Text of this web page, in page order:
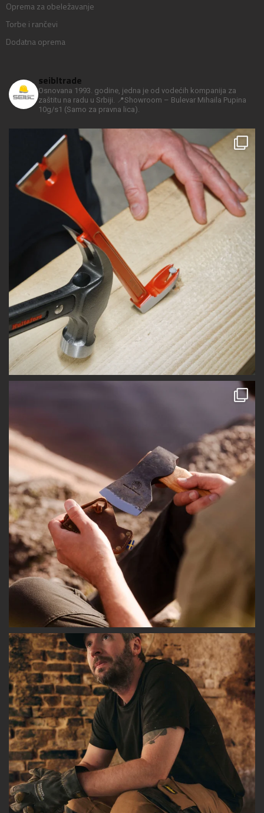
Oprema za obeležavanje
Torbe i rančevi
Dodatna oprema
seibltrade
Osnovana 1993. godine, jedna je od vodećih kompanija za
zaštitu na radu u Srbiji.
📍Showroom – Bulevar Mihaila Pupina
10g/s1 (Samo za pravna lica).